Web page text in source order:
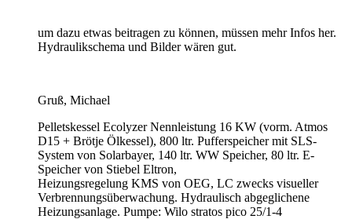
um dazu etwas beitragen zu können, müssen mehr Infos her.
Hydraulikschema und Bilder wären gut.
Gruß, Michael
Pelletskessel Ecolyzer Nennleistung 16 KW (vorm. Atmos
D15 + Brötje Ölkessel), 800 ltr. Pufferspeicher mit SLS-
System von Solarbayer, 140 ltr. WW Speicher, 80 ltr. E-
Speicher von Stiebel Eltron,
Heizungsregelung KMS von OEG, LC zwecks visueller
Verbrennungsüberwachung. Hydraulisch abgeglichene
Heizungsanlage. Pumpe: Wilo stratos pico 25/1-4